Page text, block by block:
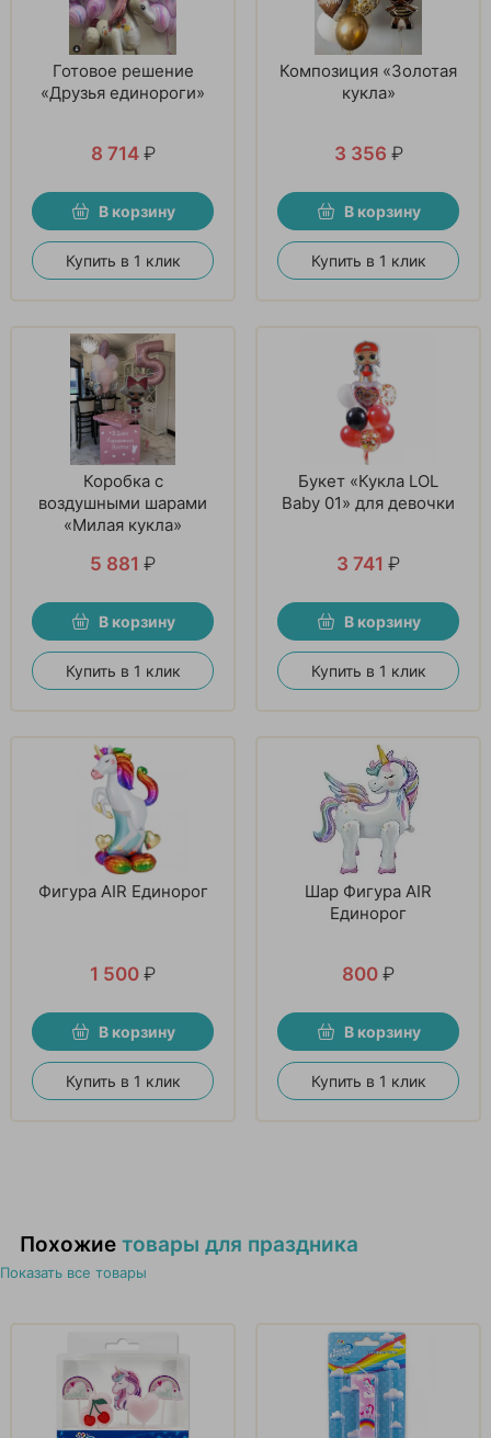
Готовое решение
«Друзья единороги»
8 714 ₽
В корзину
Купить в 1 клик
Композиция «Золотая
кукла»
3 356 ₽
В корзину
Купить в 1 клик
Коробка с
воздушными шарами
«Милая кукла»
5 881 ₽
В корзину
Купить в 1 клик
Букет «Кукла LOL
Baby 01» для девочки
3 741 ₽
В корзину
Купить в 1 клик
Фигура AIR Единорог
1 500 ₽
В корзину
Купить в 1 клик
Шар Фигура AIR
Единорог
800 ₽
В корзину
Купить в 1 клик
Похожие товары для праздника
Показать все товары